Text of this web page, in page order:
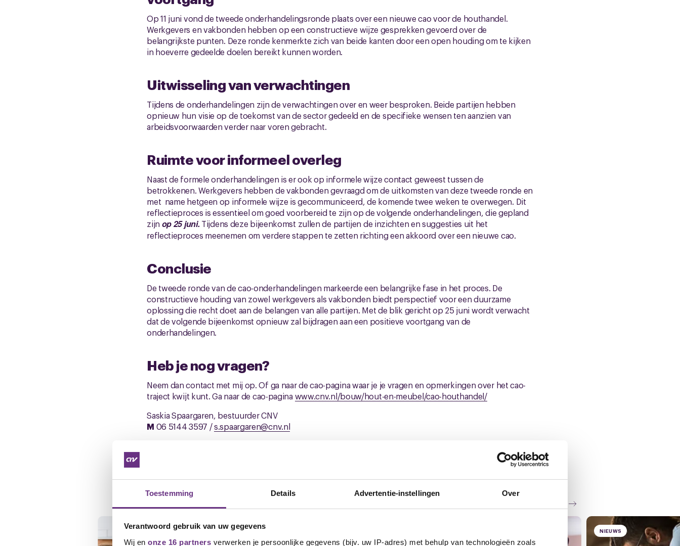
Toestemming Details Advertentie-instellingen Over
Verantwoord gebruik van uw gegevens
Wij en onze 16 partners verwerken je persoonlijke gegevens (bijv. uw IP-adres) met behulp van technologieën zoals
Op 11 juni vond de tweede onderhandelingsronde plaats over een nieuwe cao voor de houthandel.
Werkgevers en vakbonden hebben op een constructieve wijze gesprekken gevoerd over de
belangrijkste punten. Deze ronde kenmerkte zich van beide kanten door een open houding om te kijken
in hoeverre gedeelde doelen bereikt kunnen worden.
Uitwisseling van verwachtingen
Tijdens de onderhandelingen zijn de verwachtingen over en weer besproken. Beide partijen hebben
opnieuw hun visie op de toekomst van de sector gedeeld en de specifieke wensen ten aanzien van
arbeidsvoorwaarden verder naar voren gebracht.
Ruimte voor informeel overleg
Naast de formele onderhandelingen is er ook op informele wijze contact geweest tussen de
betrokkenen. Werkgevers hebben de vakbonden gevraagd om de uitkomsten van deze tweede ronde en
met name hetgeen op informele wijze is gecommuniceerd, de komende twee weken te overwegen. Dit
reflectieproces is essentieel om goed voorbereid te zijn op de volgende onderhandelingen, die gepland
zijn op 25 juni.Tijdens deze bijeenkomst zullen de partijen de inzichten en suggesties uit het
reflectieproces meenemen om verdere stappen te zetten richting een akkoord over een nieuwe cao.
Conclusie
De tweede ronde van de cao-onderhandelingen markeerde een belangrijke fase in het proces. De
constructieve houding van zowel werkgevers als vakbonden biedt perspectief voor een duurzame
oplossing die recht doet aan de belangen van alle partijen. Met de blik gericht op 25 juni wordt verwacht
dat de volgende bijeenkomst opnieuw zal bijdragen aan een positieve voortgang van de
onderhandelingen.
Heb je nog vragen?
Neem dan contact met mij op. Of ga naar de cao-pagina waar je je vragen en opmerkingen over het cao-
traject kwijt kunt. Ga naar de cao-pagina www.cnv.nl/bouw/hout-en-meubel/cao-houthandel/
Saskia Spaargaren, bestuurder CNV
M 06 5144 3597 /s.spaargaren@cnv.nl
Gerelateerd nieuws
NIEUWS